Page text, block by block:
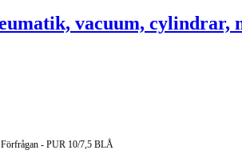
Förfrågan - PUR 10/7,5 BLÅ